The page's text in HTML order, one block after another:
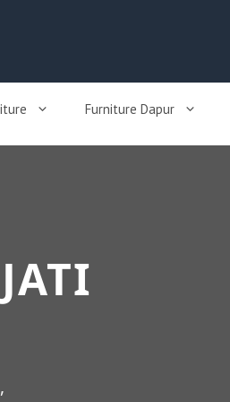
Furniture Dapur